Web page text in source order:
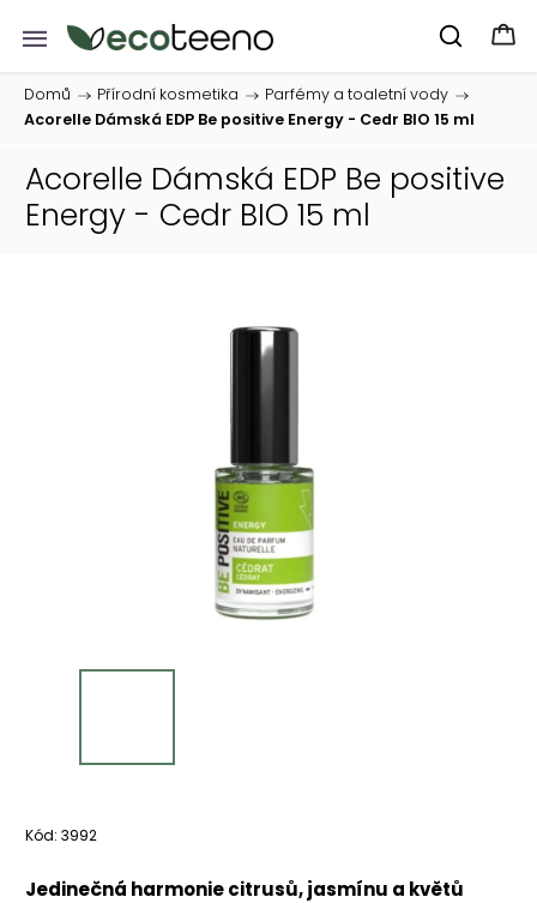
Domů / Přírodní kosmetika / Parfémy a toaletní vody /
Acorelle Dámská EDP Be positive Energy - Cedr BIO 15 ml
Acorelle Dámská EDP Be positive
Energy - Cedr BIO 15 ml
Kód: 3992
Jedinečná harmonie citrusů, jasmínu a květů